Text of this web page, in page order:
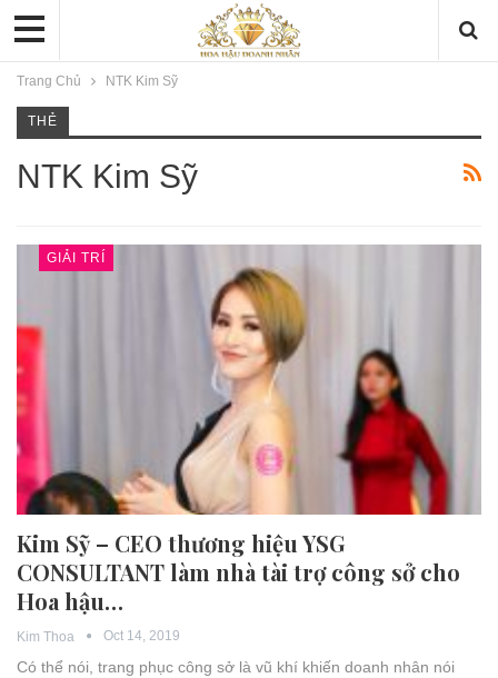
Trang Chủ NTK Kim Sỹ
THẺ
NTK Kim Sỹ
GIẢI TRÍ
Kim Sỹ – CEO thương hiệu YSG
CONSULTANT làm nhà tài trợ công sở cho
Hoa hậu…
Kim Thoa Oct 14, 2019
Có thể nói, trang phục công sở là vũ khí khiến doanh nhân nói